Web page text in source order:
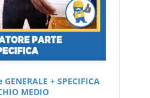
+ SPECIFICA
MEDIO